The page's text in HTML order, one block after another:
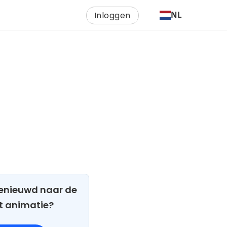
Inloggen NL
naar de
animatie?